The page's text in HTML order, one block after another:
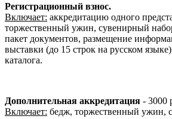
Регистрационный взнос.
Включает: аккредитацию одного
торжественный ужин, сувенирный
пакет документов, размещение
выставки (до 15 строк на русском
каталога.
Дополнительная аккредитация - 3000
Включает: бедж, торжественный ужин,